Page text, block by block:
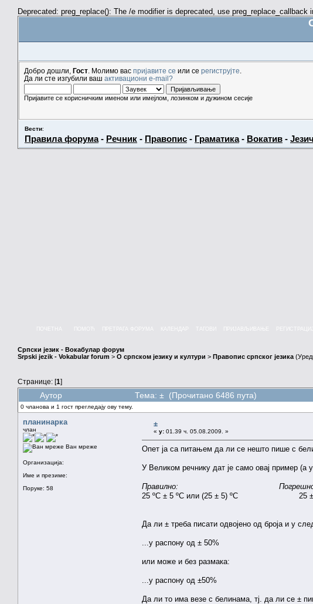
Deprecated: preg_replace(): The /e modifier is deprecated, use
Добро дошли, Гост . Молимо вас пријавите се или се региструјте
Да ли сте изгубили ваш активациони e-mail?
Пријавите се корисничким именом или имејлом, лозинком и дужином сесије
Вести:
Правила форума- Речник - Правопис - Граматика- Вокатив -
КАЛЕНДАР
Српски језик - Вокабулар форум
Srpski jezik - Vokabular forum > О српском језику и култури > Правопис српског језика
Странице: [1]
Аутор Тема: ± (Прочитано 6486 пута)
0 чланова и 1 гост прегледају ову тему.
планинарка
члан
Ван мреже
Организација:
Име и презиме:
Поруке: 58
±
« у: 01.39 ч. 05.08.2009. »
Опет ја са питањем да ли се нешто пише с
У Великом речнику дат је само овај пример (а
Правилно:
25 ºC ± 5 ºC или (25 ± 5) ºC 25 ±
Да ли ± треба писати одвојено од броја и у
...у распону од ± 50%
или може и без размака:
...у распону од ±50%
Да ли то има везе с белинама, тј. да ли се ±